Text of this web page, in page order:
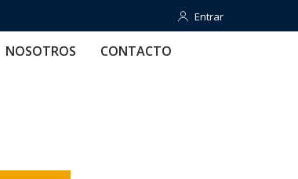
Entrar
Entrar
NOSOTROS CONTACTO